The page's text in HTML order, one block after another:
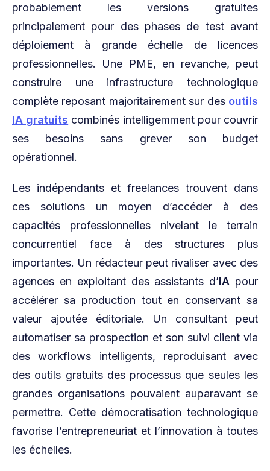
probablement les versions gratuites
principalement pour des phases de test avant
déploiement à grande échelle de licences
professionnelles. Une PME, en revanche, peut
construire une infrastructure technologique
complète reposant majoritairement sur des outils
IA gratuits combinés intelligemment pour couvrir
ses besoins sans grever son budget
opérationnel.
Les indépendants et freelances trouvent dans
ces solutions un moyen d’accéder à des
capacités professionnelles nivelant le terrain
concurrentiel face à des structures plus
importantes. Un rédacteur peut rivaliser avec des
agences en exploitant des assistants d’IA pour
accélérer sa production tout en conservant sa
valeur ajoutée éditoriale. Un consultant peut
automatiser sa prospection et son suivi client via
des workflows intelligents, reproduisant avec
des outils gratuits des processus que seules les
grandes organisations pouvaient auparavant se
permettre. Cette démocratisation technologique
favorise l’entrepreneuriat et l’innovation à toutes
les échelles.